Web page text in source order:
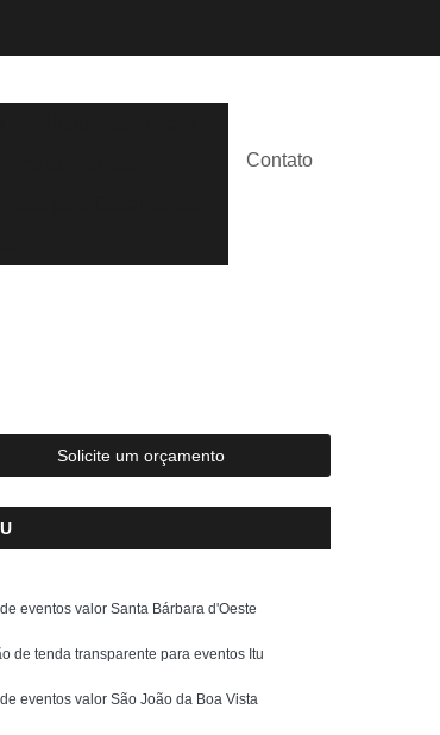
Contato
Solicite um orçamento
eventos valor Santa Bárbara d'Oeste
de tenda transparente para eventos Itu
eventos valor São João da Boa Vista